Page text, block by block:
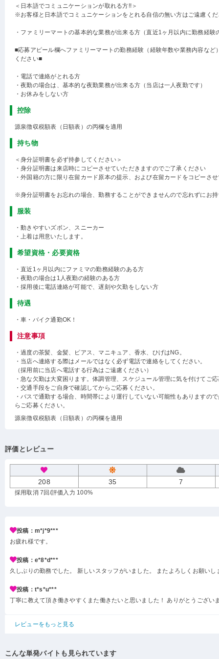
＜日本語でコミュニケーションが取れる方!!＞
※お客様と日本語でコミュニケーションをとれる自信の無い方はご遠慮く
・ファミリーマートの基本的な業務が出来る方（直近1ヶ月以内に勤務経験
■応募アピール欄へファミリーマートの勤務経験（経験年数や業務内容など
ください■
・電話で連絡がとれる方
・夜勤の場合は、基本的な夜勤業務が出来る方（当店は一人夜勤です）
・お休みをしない方
控除
源泉徴収税額表（日額表）の丙欄を適用
持ち物
＜身分証明書を必ず持参してください＞
・身分証明書は来店時にコピーさせていただきますのでご了承ください
・外国籍の方に限り在留カード原本の提示、および在留カードをコピーさ
※身分証明書をお忘れの場合、勤務することができませんので忘れずにお
服装
・動きやすいズボン、スニーカー
・上着は用意いたします。
希望資格・必要資格
・直近1ヶ月以内にファミマの勤務経験のある方
・夜勤の場合は1人夜勤の経験のある方
・採用後に電話連絡が可能で、遅刻や欠勤をしない方
待遇
・車・バイク通勤OK！
注意事項
・過度の茶髪、金髪、ピアス、マニキュア、香水、ひげはNG。
・当店へ連絡する際はメールではなく必ず電話で連絡をしてください。
（採用前に当店へ電話する行為はご遠慮ください）
・急な欠勤は大変困ります。体調管理、スケジュール管理に気を付けてご
・交通手段をご自身で確認してからご応募ください。
・バスで通勤する場合、時間帯により運行していない可能性もありますの
らご応募ください。
源泉徴収税額表（日額表）の丙欄を適用
評価とレビュー
208 35 7
採用取消 7回 /評価入力 100%
投稿：m*j*9***
お疲れ様です。
投稿：e*8*d***
久しぶりの勤務でした。 新しいスタッフがいました。 またよろしくお願いし
投稿：t*s*u***
丁寧に教えて頂き働きやすくまた働きたいと思いました！ ありがとうござい
レビューをもっと見る
こんな単発バイトも見られています